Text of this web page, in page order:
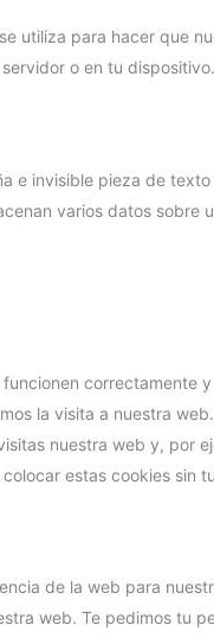
utiliza para hacer que
o en tu dispositivo.
e invisible pieza de
varios datos sobre
correctamente
la visita a nuestra
nuestra web y, por
estas cookies sin
de la web para
web. Te pedimos tu